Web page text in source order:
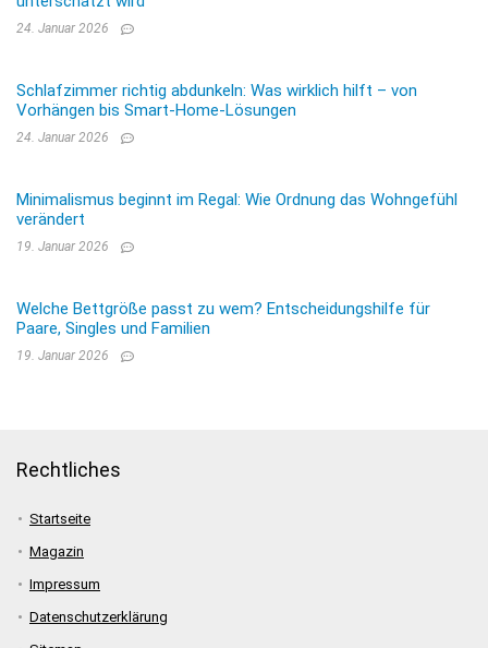
24. Januar 2026
Schlafzimmer richtig abdunkeln: Was wirklich hilft – von
Vorhängen bis Smart-Home-Lösungen
24. Januar 2026
Minimalismus beginnt im Regal: Wie Ordnung das Wohngefühl
verändert
19. Januar 2026
Welche Bettgröße passt zu wem? Entscheidungshilfe für
Paare, Singles und Familien
19. Januar 2026
Rechtliches
Startseite
Magazin
Impressum
Datenschutzerklärung